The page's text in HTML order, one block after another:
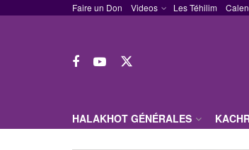
Faire un Don Videos Les Téhilim
HALAKHOT GÉNÉRALES